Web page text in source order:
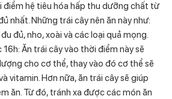
điểm hệ tiêu hóa hấp thu dưỡng chất từ
nhất. Những trái cây nên ăn này như:
đủ, nho, xoài và các loại quả mọng.
Ăn trái cây vào thời điểm này sẽ
cho cơ thể, thay vào đó cơ thể sẽ
vitamin. Hơn nữa, ăn trái cây sẽ giúp
ăn. Từ đó, tránh xa được các món ăn